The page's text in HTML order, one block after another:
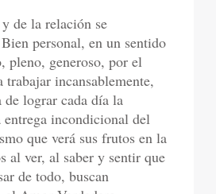
de la relación se
personal, en un sentido
pleno, generoso, por el
trabajar incansablemente,
de lograr cada día la
entrega incondicional del
que verá sus frutos en la
al ver, al saber y sentir que
de todo, buscan